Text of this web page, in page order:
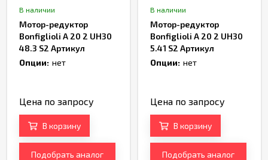
В наличии
Мотор-редуктор
Bonfiglioli A 20 2 UH30
48.3 S2 Артикул
TH233000
Опции: нет
Цена по запросу
В корзину
Подобрать аналог
В наличии
Мотор-редуктор
Bonfiglioli A 20 2 UH30
5.41 S2 Артикул
TH233002
Опции: нет
Цена по запросу
В корзину
Подобрать аналог